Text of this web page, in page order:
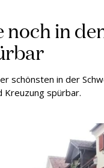
noch in
schönsten in der
Kreuzung spürbar.